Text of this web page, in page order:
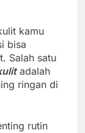
kamu
bisa
Salah satu
adalah
ringan di
rutin